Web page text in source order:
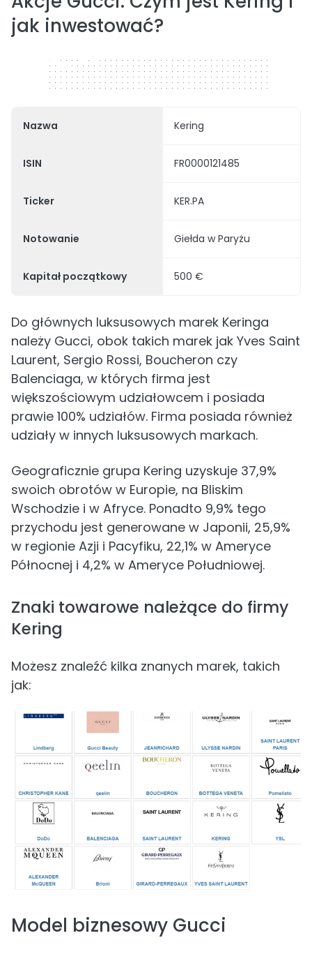
jak inwestować?
320 x 50
Nazwa Kering
ISIN FR0000121485
Ticker KER.PA
Notowanie Giełda w Paryżu
Kapitał początkowy 500 €
Do głównych luksusowych marek Keringa
należy Gucci, obok takich marek jak Yves Saint
Laurent, Sergio Rossi, Boucheron czy
Balenciaga, w których firma jest
większościowym udziałowcem i posiada
prawie 100% udziałów. Firma posiada również
udziały w innych luksusowych markach.
Geograficznie grupa Kering uzyskuje 37,9%
swoich obrotów w Europie, na Bliskim
Wschodzie i w Afryce. Ponadto 9,9% tego
przychodu jest generowane w Japonii, 25,9%
w regionie Azji i Pacyfiku, 22,1% w Ameryce
Północnej i 4,2% w Ameryce Południowej.
Znaki towarowe należące do firmy
Kering
Możesz znaleźć kilka znanych marek, takich
jak:
Model biznesowy Gucci